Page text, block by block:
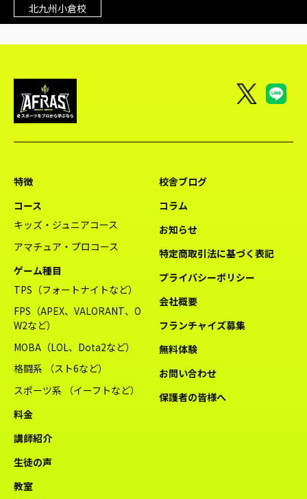
北九州小倉校
特徴
コース
キッズ・ジュニアコース
アマチュア・プロコース
ゲーム種目
TPS（フォートナイトなど）
FPS（APEX、VALORANT、O
W2など）
MOBA（LOL、Dota2など）
格闘系 （スト6など）
スポーツ系 （イーフトなど）
料金
講師紹介
生徒の声
教室
校舎ブログ
コラム
お知らせ
特定商取引法に基づく表記
プライバシーポリシー
会社概要
フランチャイズ募集
無料体験
お問い合わせ
保護者の皆様へ